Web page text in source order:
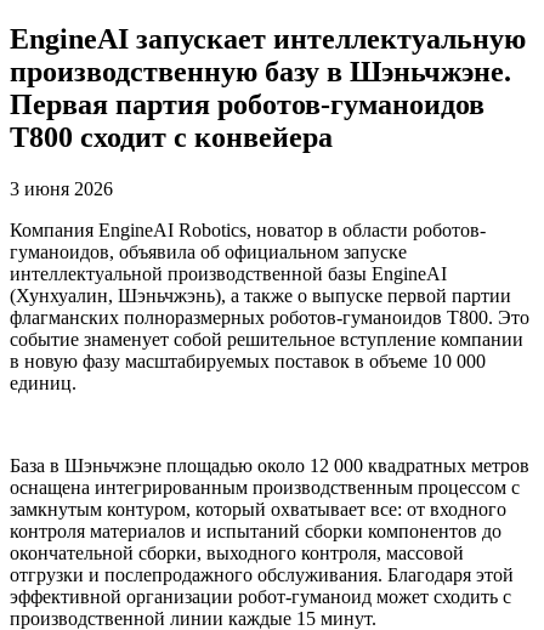
EngineAI запускает интеллектуальную
производственную базу в Шэньчжэне.
Первая партия роботов-гуманоидов
T800 сходит с конвейера
3 июня 2026
Компания EngineAI Robotics, новатор в области роботов-
гуманоидов, объявила об официальном запуске
интеллектуальной производственной базы EngineAI
(Хунхуалин, Шэньчжэнь), а также о выпуске первой партии
флагманских полноразмерных роботов-гуманоидов T800. Это
событие знаменует собой решительное вступление компании
в новую фазу масштабируемых поставок в объеме 10 000
единиц.
База в Шэньчжэне площадью около 12 000 квадратных метров
оснащена интегрированным производственным процессом с
замкнутым контуром, который охватывает все: от входного
контроля материалов и испытаний сборки компонентов до
окончательной сборки, выходного контроля, массовой
отгрузки и послепродажного обслуживания. Благодаря этой
эффективной организации робот-гуманоид может сходить с
производственной линии каждые 15 минут.